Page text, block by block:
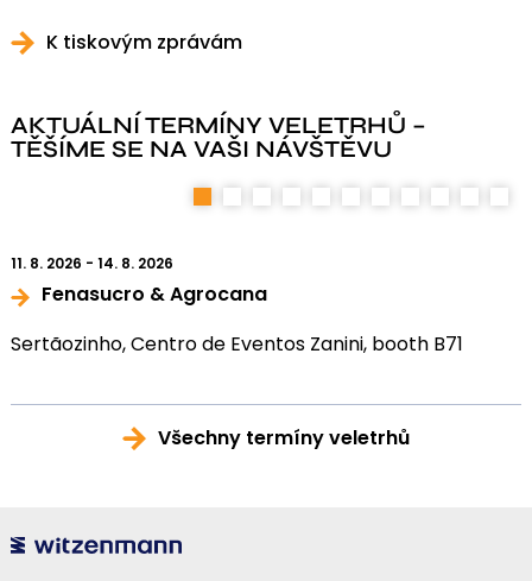
K tiskovým zprávám
AKTUÁLNÍ TERMÍNY VELETRHŮ –
TĚŠÍME SE NA VAŠI NÁVŠTĚVU
1 2 3 4 5 6 7 8 9 10 11
11. 8. 2026 - 14. 8. 2026
Fenasucro & Agrocana
Sertãozinho, Centro de Eventos Zanini, booth B71
Všechny termíny veletrhů